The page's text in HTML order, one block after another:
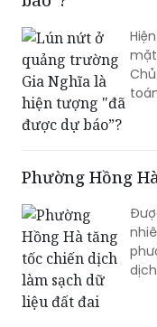
Phường Hồng
Tuyên Quang